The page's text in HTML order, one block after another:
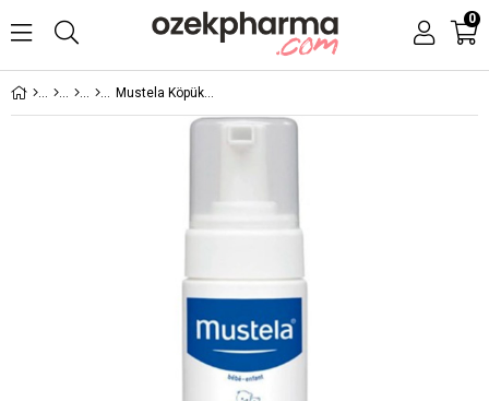
0
Mustela Köpük Şampuan Yenidoğan 150 ml